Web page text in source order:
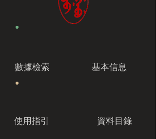
數據檢索 基本信息
使用指引 資料目錄